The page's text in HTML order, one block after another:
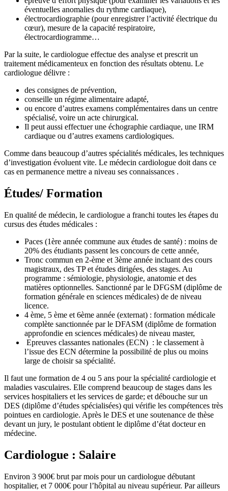
éventuelles anomalies du rythme cardiaque),
électrocardiographie (pour enregistrer l’activité électrique du
cœur), mesure de la capacité respiratoire,
électrocardiogramme…
Par la suite, le cardiologue effectue des analyse et prescrit un
traitement médicamenteux en fonction des résultats obtenu. Le
cardiologue délivre :
des consignes de prévention,
conseille un régime alimentaire adapté,
ou encore d’autres examens complémentaires dans un centre
spécialisé, voire un acte chirurgical.
Il peut aussi effectuer une échographie cardiaque, une IRM
cardiaque ou d’autres examens cardiologiques.
Comme dans beaucoup d’autres spécialités médicales, les techniques
d’investigation évoluent vite. Le médecin cardiologue doit dans ce
cas en permanence mettre a niveau ses connaissances .
Études/ Formation
En qualité de médecin, le cardiologue a franchi toutes les étapes du
cursus des études médicales :
Paces (1ère année commune aux études de santé) : moins de
20% des étudiants passent les concours de cette année,
Tronc commun en 2-ème et 3ème année incluant des cours
magistraux, des TP et études dirigées, des stages. Au
programme : sémiologie, physiologie, anatomie et des
matières optionnelles. Sanctionné par le DFGSM (diplôme de
formation générale en sciences médicales) de de niveau
licence.
4 ème, 5 ème et 6ème année (externat) : formation médicale
complète sanctionnée par le DFASM (diplôme de formation
approfondie en sciences médicales) de niveau master,
Epreuves classantes nationales (ECN) : le classement à
l’issue des ECN détermine la possibilité de plus ou moins
large de choisir sa spécialité.
Il faut une formation de 4 ou 5 ans pour la spécialité cardiologie et
maladies vasculaires. Elle comprend beaucoup de stages dans les
services hospitaliers et les services de garde; et débouche sur un
DES (diplôme d’études spécialisées) qui vérifie les compétences très
pointues en cardiologie. Après le DES et une soutenance de thèse
devant un jury, le postulant obtient le diplôme d’état docteur en
médecine.
Cardiologue : Salaire
Environ 3 900€ brut par mois pour un cardiologue débutant
hospitalier, et 7 000€ pour l’hôpital au niveau supérieur. Par ailleurs